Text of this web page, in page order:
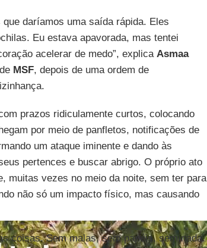
daríamos uma saída rápida. Eles
Eu estava apavorada, mas tentei
acelerar de medo”, explica Asmaa
MSF, depois de uma ordem de
prazos ridiculamente curtos, colocando
por meio de panfletos, notificações de
um ataque iminente e dando às
pertences e buscar abrigo. O próprio ato
muitas vezes no meio da noite, sem ter para
não só um impacto físico, mas causando
coisas. Sem malas, sem papéis, sem nada.